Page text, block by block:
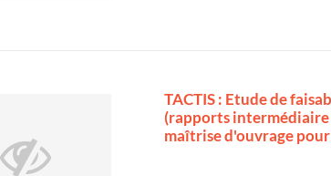
TACTIS : Etude de
(rapports intermédiaire
maîtrise d'ouvrage